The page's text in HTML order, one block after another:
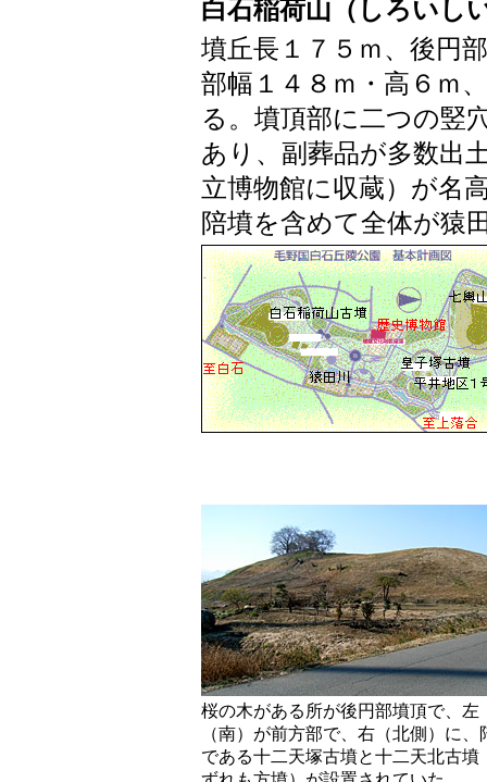
白石稲荷山（しろいし
墳丘長１７５ｍ、後円
部幅１４８ｍ・高６ｍ
る。墳頂部に二つの竪
あり、副葬品が多数出
立博物館に収蔵）が名
陪墳を含めて全体が猿
桜の木がある所が後円部墳頂で、左
（南）が前方部で、右（北側）に、
である十二天塚古墳と十二天北古墳